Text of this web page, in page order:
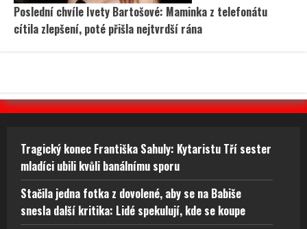
Poslední chvíle Ivety Bartošové: Maminka z telefonátu
cítila zlepšení, poté přišla nejtvrdší rána
Tragický konec Františka Sahuly: Kytaristu Tří sester
mladíci ubili kvůli banálnímu sporu
Stačila jedna fotka z dovolené, aby se na Babiše
snesla další kritika: Lidé spekulují, kde se koupe